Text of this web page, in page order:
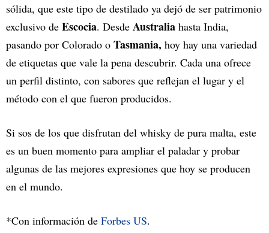
sólida, que este tipo de destilado ya dejó de ser patrimonio
exclusivo de Escocia. Desde Australia hasta India,
pasando por Colorado o Tasmania, hoy hay una variedad
de etiquetas que vale la pena descubrir. Cada una ofrece
un perfil distinto, con sabores que reflejan el lugar y el
método con el que fueron producidos.
Si sos de los que disfrutan del whisky de pura malta, este
es un buen momento para ampliar el paladar y probar
algunas de las mejores expresiones que hoy se producen
en el mundo.
*Con información de Forbes US.